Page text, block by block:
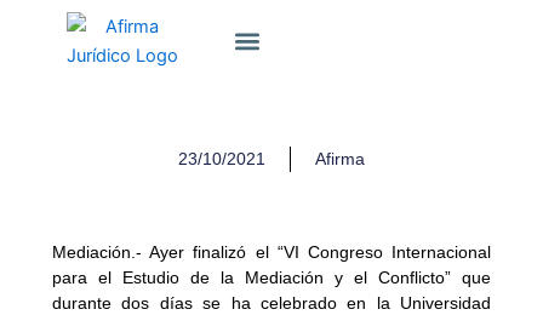
23/10/2021 Afirma
Mediación.- Ayer finalizó el “VI Congreso Internacional
para el Estudio de la Mediación y el Conflicto” que
durante dos días se ha celebrado en la Universidad